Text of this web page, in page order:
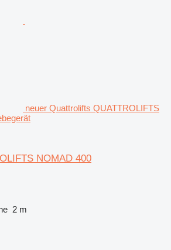
neuer Quattrolifts QUATTROLIFTS
NOMAD 400
2 m